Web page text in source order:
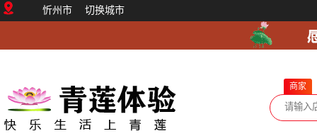
忻州市 切换城市
商家